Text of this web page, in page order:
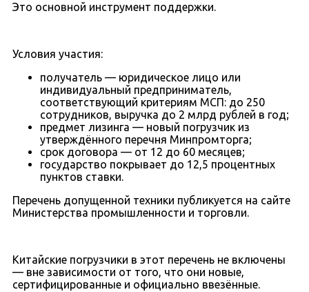
Это основной инструмент поддержки.
Условия участия:
получатель — юридическое лицо или
индивидуальный предприниматель,
соответствующий критериям МСП: до 250
сотрудников, выручка до 2 млрд рублей в год;
предмет лизинга — новый погрузчик из
утверждённого перечня Минпромторга;
срок договора — от 12 до 60 месяцев;
государство покрывает до 12,5 процентных
пунктов ставки.
Перечень допущенной техники публикуется на сайте
Министерства промышленности и торговли.
Китайские погрузчики в этот перечень не включены
— вне зависимости от того, что они новые,
сертифицированные и официально ввезённые.